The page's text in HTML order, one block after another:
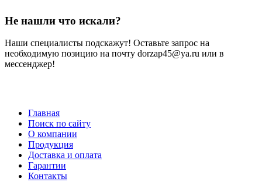
Не нашли что искали?
Наши специалисты подскажут! Оставьте запрос на
необходимую позицию на почту dorzap45@ya.ru или в
мессенджер!
Меню
подвале
Главная
Поиск по сайту
О компании
Продукция
Доставка и оплата
Гарантии
Контакты